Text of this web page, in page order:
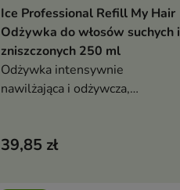
Dodaj do koszyka
Ice Professional Refill My Hair
Odżywka do włosów suchych i
zniszczonych 250 ml
Odżywka intensywnie
nawilżająca i odżywcza,
zniszczonych.
39,85 zł